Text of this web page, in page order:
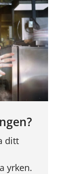
ditt
yrken.